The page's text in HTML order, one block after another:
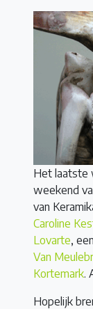
Het laatste
weekend
van
Caroline
Lovarte,
Van
Kortemark.
Hopelijk